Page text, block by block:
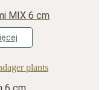
MIX 6 cm